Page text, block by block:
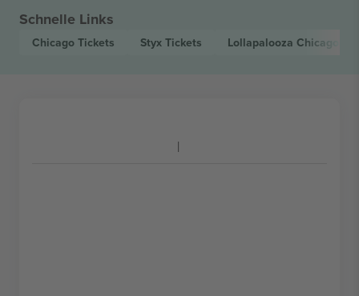
Schnelle Links
Chicago Tickets Styx Tickets Lollapalooza Chicago